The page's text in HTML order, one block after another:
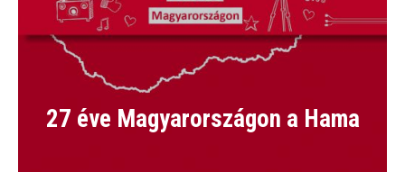
27 éve Magyarországon a Hama